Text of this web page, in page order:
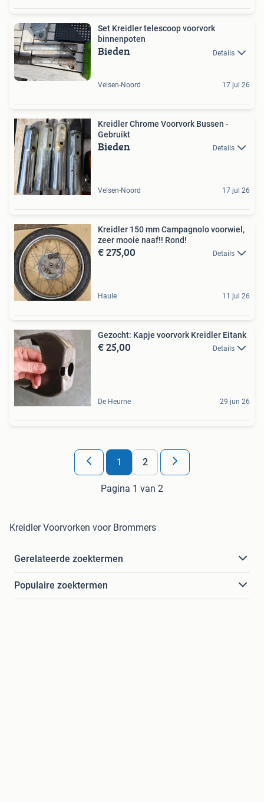
Set Kreidler telescoop voorvork
binnenpoten
Bieden Details
Velsen-Noord 17 jul 26
Kreidler Chrome Voorvork Bussen -
Gebruikt
Bieden Details
Velsen-Noord 17 jul 26
Kreidler 150 mm Campagnolo voorwiel,
zeer mooie naaf!! Rond!
€ 275,00 Details
Haule 11 jul 26
Gezocht: Kapje voorvork Kreidler Eitank
€ 25,00 Details
De Heurne 29 jun 26
1 2
Pagina 1 van 2
Kreidler Voorvorken voor Brommers
Gerelateerde zoektermen
Populaire zoektermen